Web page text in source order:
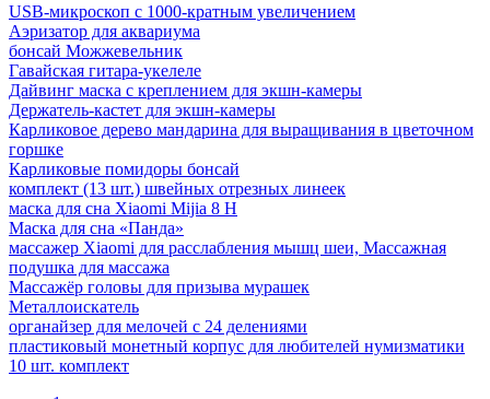
USB-микроскоп с 1000-кратным увеличением
Аэризатор для аквариума
бонсай Можжевельник
Гавайская гитара-укелеле
Дайвинг маска с креплением для экшн-камеры
Держатель-кастет для экшн-камеры
Карликовое дерево мандарина для выращивания в цветочном
горшке
Карликовые помидоры бонсай
комплект (13 шт.) швейных отрезных линеек
маска для сна Xiaomi Mijia 8 H
Маска для сна «Панда»
массажер Xiaomi для расслабления мышц шеи, Массажная
подушка для массажа
Массажёр головы для призыва мурашек
Металлоискатель
органайзер для мелочей с 24 делениями
пластиковый монетный корпус для любителей нумизматики
10 шт. комплект